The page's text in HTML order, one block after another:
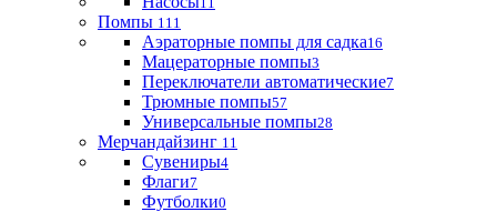
Помпы 111
Аэраторные помпы для садка16
Мацераторные помпы3
Переключатели автоматические7
Трюмные помпы57
Универсальные помпы28
Мерчандайзинг 11
Сувениры4
Флаги7
Футболки0